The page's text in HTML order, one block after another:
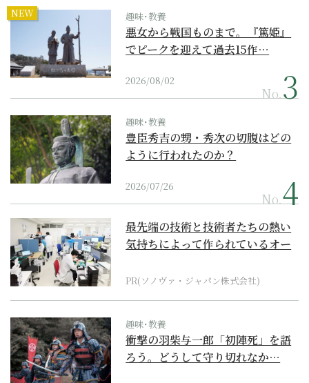
NEW 趣味･教養
悪女から戦国ものまで。『篤姫』
でピークを迎えて過去15作…
2026/08/02
No.
趣味･教養
豊臣秀吉の甥・秀次の切腹はどの
ように行われたのか？
2026/07/26
No.
最先端の技術と技術者たちの熱い
気持ちによって作られているオー
PR(ソノヴァ・ジャパン株式会社)
趣味･教養
衝撃の羽柴与一郎「初陣死」を語
ろう。どうして守り切れなか…